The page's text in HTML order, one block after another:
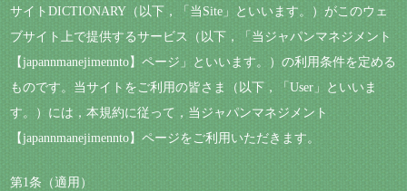
サイトDICTIONARY（以下，「当Site」といいます。）がこのウェ
ブサイト上で提供するサービス（以下，「当ジャパンマネジメント
【japannmanejimennto】ページ」といいます。）の利用条件を定める
ものです。当サイトをご利用の皆さま（以下，「User」といいま
す。）には，本規約に従って，当ジャパンマネジメント
【japannmanejimennto】ページをご利用いただきます。
第1条（適用）